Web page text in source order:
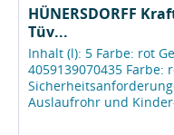
HÜNERSDORFF
Tüv...
Inhalt (l): 5 Farbe: rot
4059139070435
Auslaufrohr und